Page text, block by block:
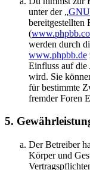
unter der „GNU
bereitgestellten
(
werden durch
www.phpbb.de
Einfluss auf die
wird. Sie
für bestimmte
fremder Foren
5.
Der Betreiber
Körper und